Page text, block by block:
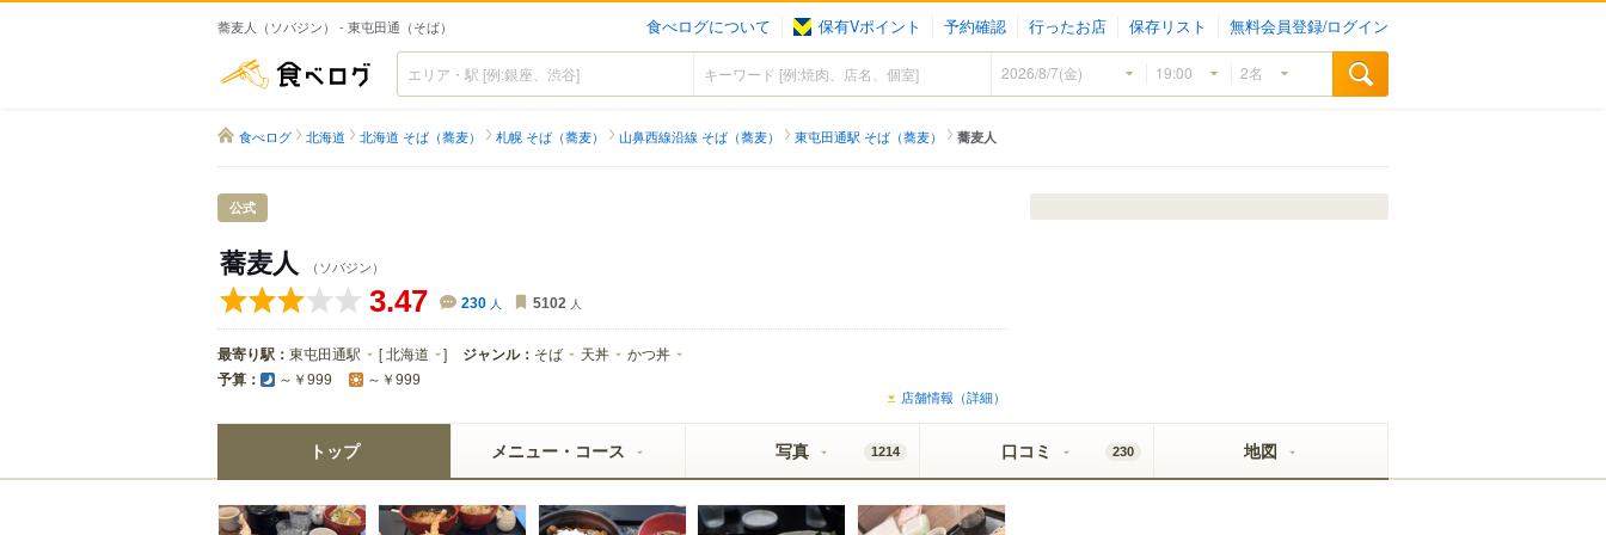
蕎麦人（ソバジン） - 東屯田通（そば） 食べログについて 保有Vポイント 予約確認 行ったお店 保存リスト 無料会員登録/ログイン
食べログ
食べログ 北海道 北海道 そば（蕎麦） 札幌 そば（蕎麦） 山鼻西線沿線 そば（蕎麦） 東屯田通駅 そば（蕎麦） 蕎麦人
公式
蕎麦人 （ソバジン）
3.47 230 人 5102 人
最寄り駅： 東屯田通駅 [北海道 ] ジャンル： そば 天丼 かつ丼
予算： ～￥999 ～￥999
店舗情報（詳細）
トップ メニュー・コース 写真 1214 口コミ 230 地図